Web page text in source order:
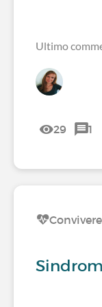
Ultimo
29 1